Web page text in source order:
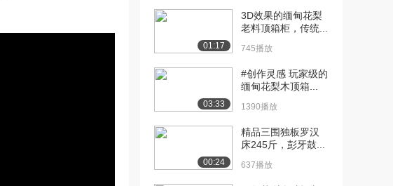
01:17
3D效果的缅甸花梨
老料顶箱柜，传统...
745播放
03:33
#创作灵感 玩家级的
缅甸花梨木顶箱...
1390播放
00:24
精品三围独板罗汉
床245斤，彭牙鼓...
637播放